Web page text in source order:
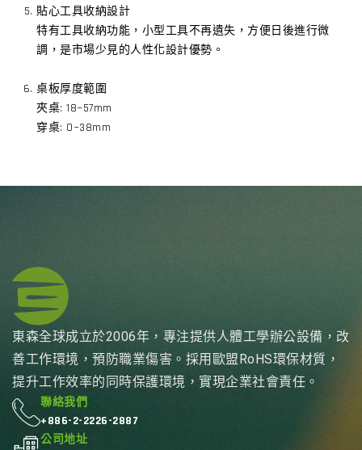
貼心工具收納設計
特有工具收納功能，小型工具不再遺失，方便日後進行微
調，是市場少見的人性化設計優勢。
桌板厚度範圍
夾桌: 18~57mm
穿桌: 0~38mm
東森全球成立於2006年，專注提供人體工學辦公設備，改
善工作環境，預防職業傷害。採用歐盟RoHS環保材質，
提升工作效率的同時保護環境，實現企業社會責任。
聯絡我們
+886-2-2226-2887
公司地址